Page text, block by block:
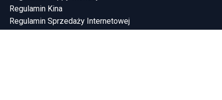
Regulamin Kina
Regulamin Sprzedaży Internetowej